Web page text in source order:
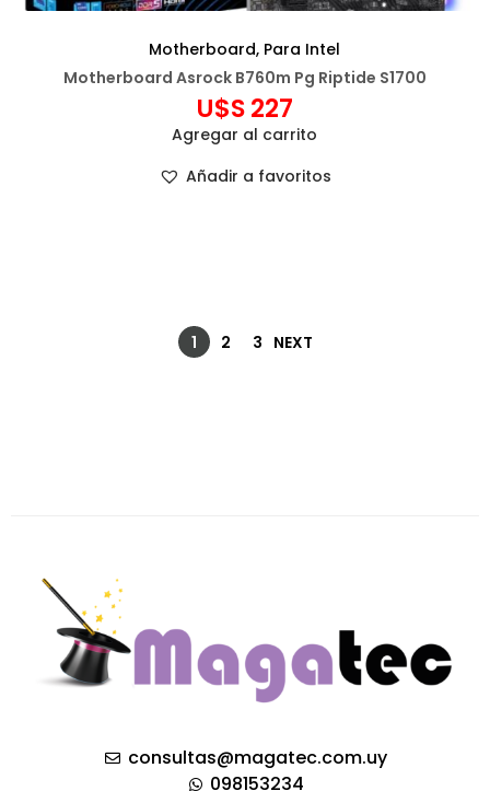
Motherboard, Para Intel
Motherboard Asrock B760m Pg Riptide S1700
U$S227
Agregar al carrito
Añadir a favoritos
1 2 3 NEXT
consultas@magatec.com.uy
098153234